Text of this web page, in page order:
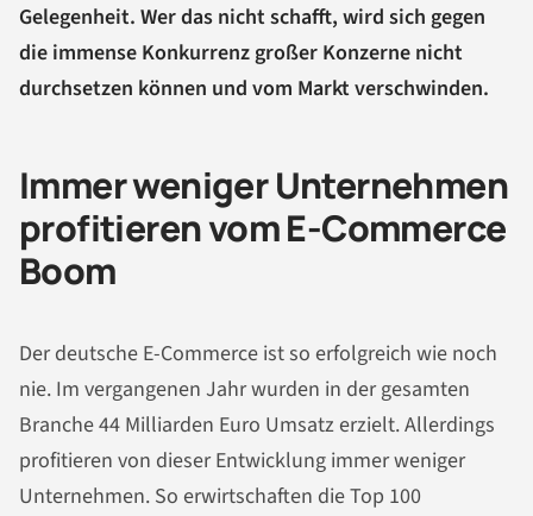
Gelegenheit. Wer das nicht schafft, wird sich gegen
die immense Konkurrenz großer Konzerne nicht
durchsetzen können und vom Markt verschwinden.
Immer weniger Unternehmen
profitieren vom E-Commerce
Boom
Der deutsche E-Commerce ist so erfolgreich wie noch
nie. Im vergangenen Jahr wurden in der gesamten
Branche 44 Milliarden Euro Umsatz erzielt. Allerdings
profitieren von dieser Entwicklung immer weniger
Unternehmen. So erwirtschaften die Top 100